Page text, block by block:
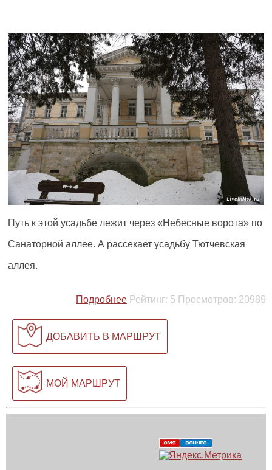
Путь к этой усадьбе лежит через «Небесные ворота» по
Санаторной аллее. А рассекает усадьбу Тютчевская
аллея.
Подробнее Рейтинг: 5 Просмотров: 20989
ДОБАВИТЬ В МАРШРУТ
МОЙ МАРШРУТ